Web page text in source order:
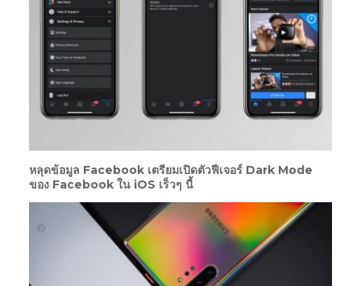
หลุดข้อมูล Facebook เตรียมเปิดตัวฟีเจอร์ Dark Mode
ของ Facebook ใน iOS เร็วๆ นี้